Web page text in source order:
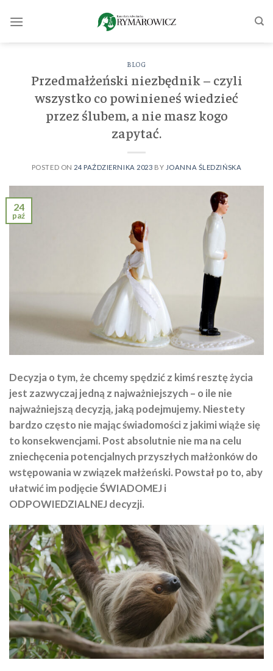
BLOG
Przedmałżeński niezbędnik – czyli
wszystko co powinieneś wiedzieć
przez ślubem, a nie masz kogo
zapytać.
POSTED ON 24 PAŹDZIERNIKA 2023 BY JOANNA ŚLEDZIŃSKA
24
paź
Decyzja o tym, że chcemy spędzić z kimś resztę życia
jest zazwyczaj jedną z najważniejszych – o ile nie
najważniejszą decyzją, jaką podejmujemy. Niestety
bardzo często nie mając świadomości z jakimi wiąże się
to konsekwencjami. Post absolutnie nie ma na celu
zniechęcenia potencjalnych przyszłych małżonków do
wstępowania w związek małżeński. Powstał po to, aby
ułatwić im podjęcie ŚWIADOMEJ i
ODPOWIEDZIALNEJ decyzji.